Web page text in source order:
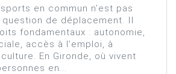
en commun n’est pas
de déplacement. Il
fondamentaux : autonomie,
accès à l’emploi, à
En Gironde, où vivent
en...